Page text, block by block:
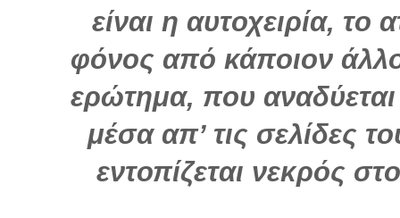
είναι η αυτοχειρία,
φόνος από κάποιον
ερώτημα, που αναδύεται
μέσα απ’ τις σελίδες
εντοπίζεται νεκρός